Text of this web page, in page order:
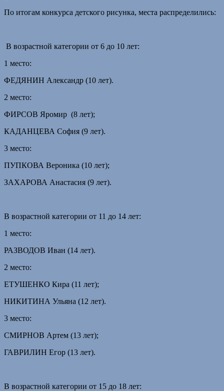
По итогам конкурса детского рисунка, места распределились:
В возрастной категории от 6 до 10 лет:
1 место:
ФЕДЯНИН Александр (10 лет).
2 место:
ФИРСОВ Яромир (8 лет);
КАДАНЦЕВА София (9 лет).
3 место:
ПУПКОВА Вероника (10 лет);
ЗАХАРОВА Анастасия (9 лет).
В возрастной категории от 11 до 14 лет:
1 место:
РАЗВОДОВ Иван (14 лет).
2 место:
ЕТУШЕНКО Кира (11 лет);
НИКИТИНА Ульяна (12 лет).
3 место:
СМИРНОВ Артем (13 лет);
ГАВРИЛИН Егор (13 лет).
В возрастной категории от 15 до 18 лет: